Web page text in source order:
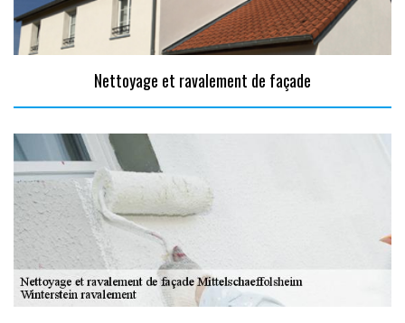
Nettoyage et ravalement de façade